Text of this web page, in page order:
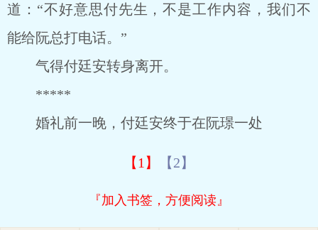
道：“不好意思付先生，不是工作内容，我们不
能给阮总打电话。”
气得付廷安转身离开。
*****
婚礼前一晚，付廷安终于在阮璟一处
【1】 【2】
『加入书签，方便阅读』